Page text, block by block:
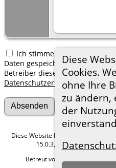
Diese
Cookies.
ohne Ihre
zu ändern,
der
Ich stimme zu, dass meine
Daten gespeichert werden. Ich
Betreiber dieser Website bitten
Datenschutzerklärung
Diese Website läuft mit
15.0.3, programmiert von
Betreut von